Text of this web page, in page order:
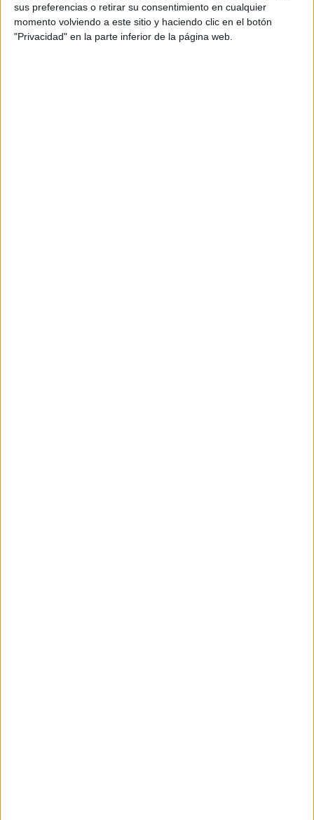
sus preferencias o retirar su consentimiento en cualquier
momento volviendo a este sitio y haciendo clic en el botón
"Privacidad" en la parte inferior de la página web.
assegurat que el fet que el consell de Ministres
prioritzés licitar aquestes obres referma